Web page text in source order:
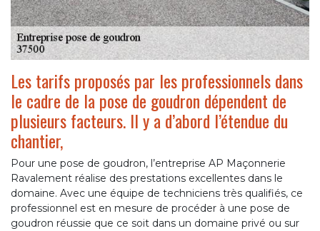
Les tarifs proposés par les professionnels dans
le cadre de la pose de goudron dépendent de
plusieurs facteurs. Il y a d’abord l’étendue du
chantier,
Pour une pose de goudron, l’entreprise AP Maçonnerie
Ravalement réalise des prestations excellentes dans le
domaine. Avec une équipe de techniciens très qualifiés, ce
professionnel est en mesure de procéder à une pose de
goudron réussie que ce soit dans un domaine privé ou sur